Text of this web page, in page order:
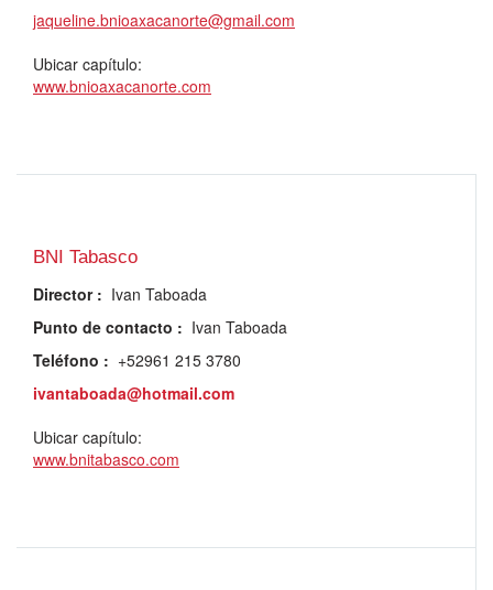
jaqueline.bnioaxacanorte@gmail.com
Ubicar capítulo:
www.bnioaxacanorte.com
BNI Tabasco
Director : Ivan Taboada
Punto de contacto : Ivan Taboada
Teléfono : +52961 215 3780
ivantaboada@hotmail.com
Ubicar capítulo:
www.bnitabasco.com